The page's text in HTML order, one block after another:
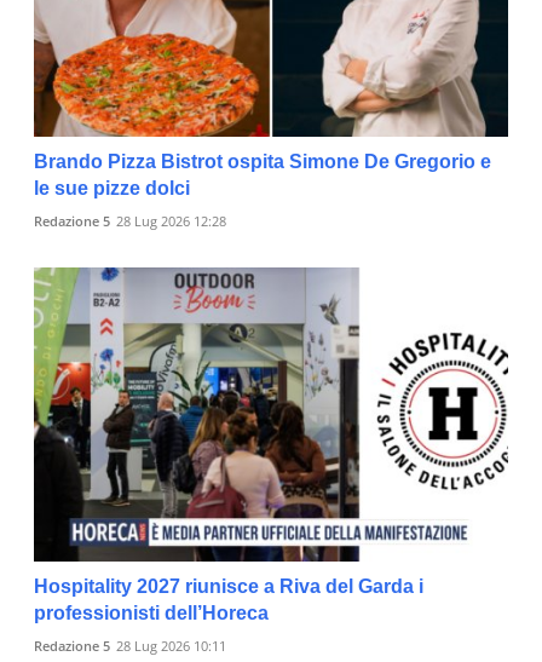
Brando Pizza Bistrot ospita Simone De Gregorio e
le sue pizze dolci
Redazione 5 28 Lug 2026 12:28
Hospitality 2027 riunisce a Riva del Garda i
professionisti dell’Horeca
Redazione 5 28 Lug 2026 10:11